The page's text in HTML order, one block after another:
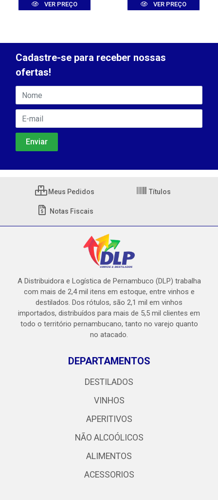
VER PREÇO VER PREÇO
Cadastre-se para receber nossas
ofertas!
Meus Pedidos Títulos
Notas Fiscais
A Distribuidora e Logística de Pernambuco (DLP) trabalha
com mais de 2,4 mil itens em estoque, entre vinhos e
destilados. Dos rótulos, são 2,1 mil em vinhos
importados, distribuídos para mais de 5,5 mil clientes em
todo o território pernambucano, tanto no varejo quanto
no atacado.
DEPARTAMENTOS
DESTILADOS
VINHOS
APERITIVOS
NÃO ALCOÓLICOS
ALIMENTOS
ACESSORIOS